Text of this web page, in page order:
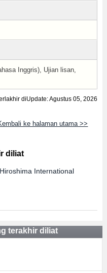
Inggris), Ujian lisan,
diUpdate: Agustus 05, 2026
ke halaman utama >>
diliat
Hiroshima International
terakhir diliat